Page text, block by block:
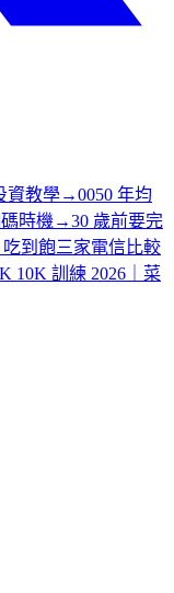
資教學→0050 年均
時機 →30 歲前要完
吃到飽三家電信比較
10K 訓練 2026｜菜